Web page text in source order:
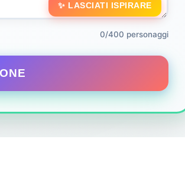
✨ LASCIATI ISPIRARE
0/400 personaggi